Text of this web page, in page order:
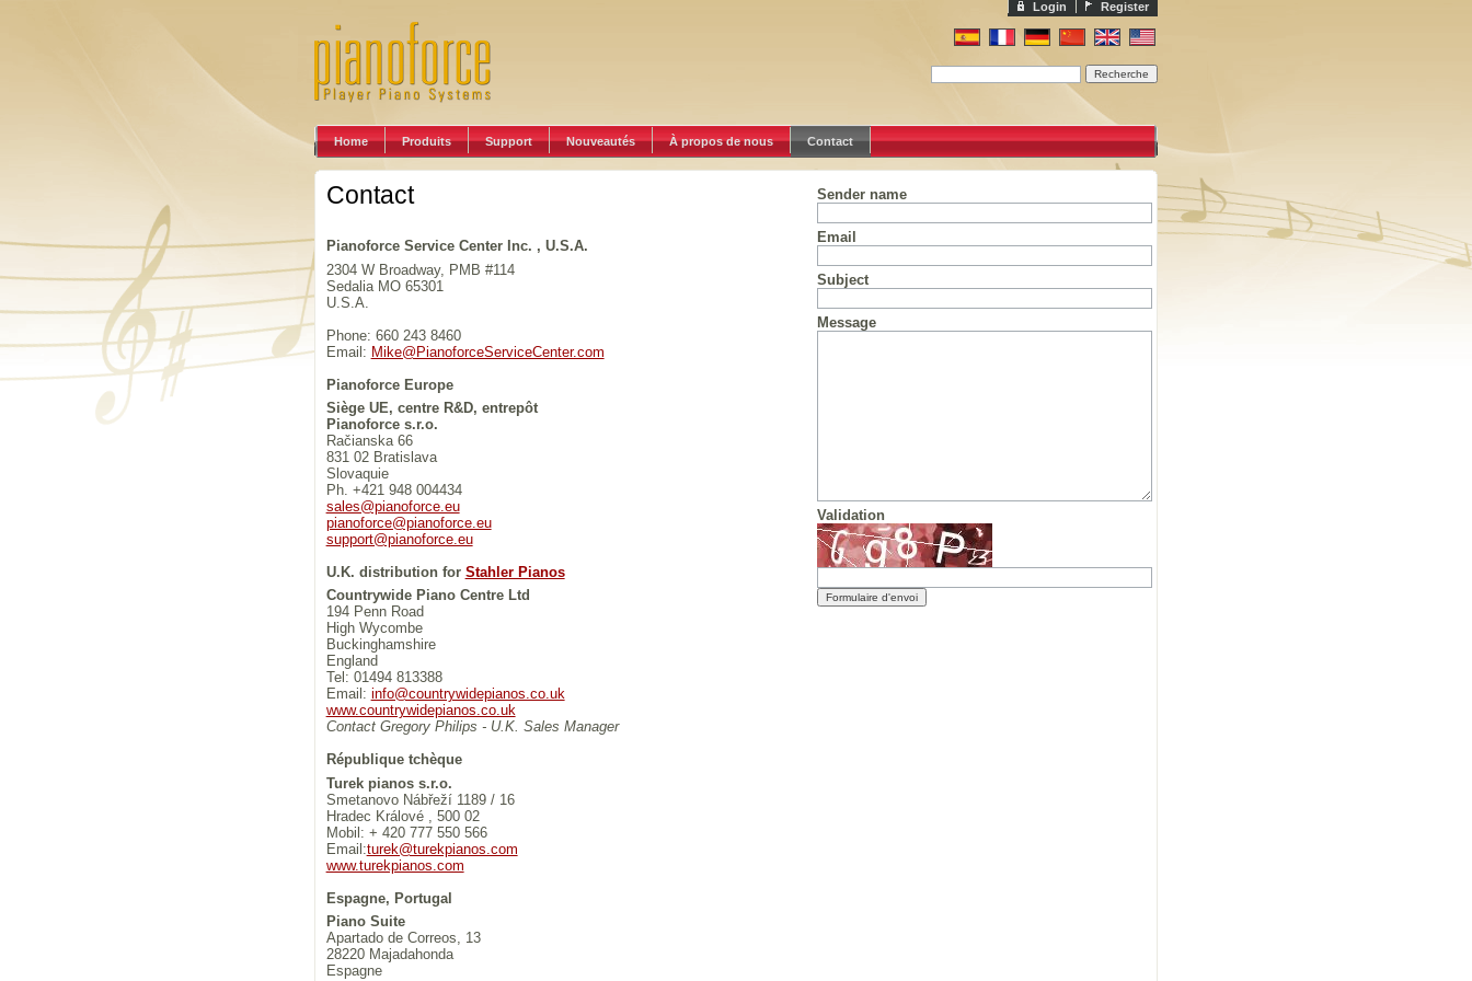
Register
Login
Home Produits Support Nouveautés À propos de nous Contact
Sender name
Email
Subject
Message
Validation
Contact
Pianoforce Service Center Inc. , U.S.A.
2304 W Broadway, PMB #114
Sedalia MO 65301
U.S.A.
Phone: 660 243 8460
Email: Mike@PianoforceServiceCenter.com
Pianoforce Europe
Siège UE, centre R&D, entrepôt
Pianoforce s.r.o.
Račianska 66
831 02 Bratislava
Slovaquie
Ph. +421 948 004434
sales@pianoforce.eu
pianoforce@pianoforce.eu
support@pianoforce.eu
U.K. distribution for Stahler Pianos
Countrywide Piano Centre Ltd
194 Penn Road
High Wycombe
Buckinghamshire
England
Tel: 01494 813388
Email: info@countrywidepianos.co.uk
www.countrywidepianos.co.uk
Contact Gregory Philips - U.K. Sales Manager
République tchèque
Turek pianos s.r.o.
Smetanovo Nábřeží 1189 / 16
Hradec Králové , 500 02
Mobil: + 420 777 550 566
Email:turek@turekpianos.com
www.turekpianos.com
Espagne, Portugal
Piano Suite
Apartado de Correos, 13
28220 Majadahonda
Espagne